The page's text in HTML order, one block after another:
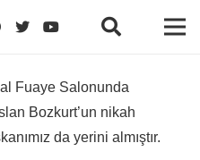
Fuaye Salonunda
Bozkurt’un nikah
da yerini almıştır.